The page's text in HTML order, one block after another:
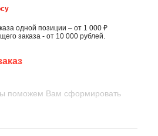
одной позиции – от 1 000 ₽
заказа - от 10 000 рублей.
поможем Вам сформировать